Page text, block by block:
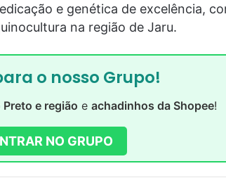
e genética de excelência,
na região de Jaru.
o nosso Grupo!
Preto e região e achadinhos da Shopee!
NO GRUPO